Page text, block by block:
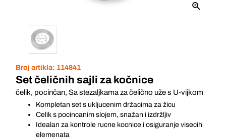
Broj artikla: 114841
Set čeličnih sajli za kočnice
čelik, pocinčan, Sa stezaljkama za čelično uže s U-vijkom
Kompletan set s ukljucenim držacima za žicu
Celik s pocincanim slojem, snažan i izdržljiv
Idealan za kontrole rucne kocnice i osiguranje visecih
elemenata